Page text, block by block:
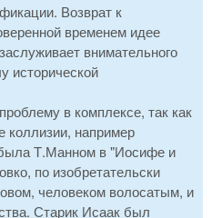
Возврат к
временем идее
внимательного
исторической
в комплексе, так как
коллизии, например
Т.Манном в "Иосифе и
по изобретательски
человеком волосатым, и
Старик Исаак был